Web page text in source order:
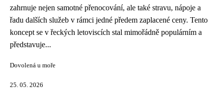
zahrnuje nejen samotné přenocování, ale také stravu, nápoje a
řadu dalších služeb v rámci jedné předem zaplacené ceny. Tento
koncept se v řeckých letoviscích stal mimořádně populárním a
představuje...
Dovolená u moře
25. 05. 2026